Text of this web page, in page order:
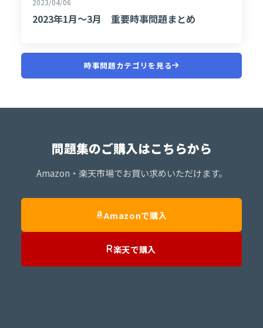
2023/04/06
2023年1月～3月 重要時事問題まとめ
時事問題カテゴリを見る
問題集のご購入はこちらから
Amazon・楽天市場でお買い求めいただけます。
Amazonで購入
楽天で購入